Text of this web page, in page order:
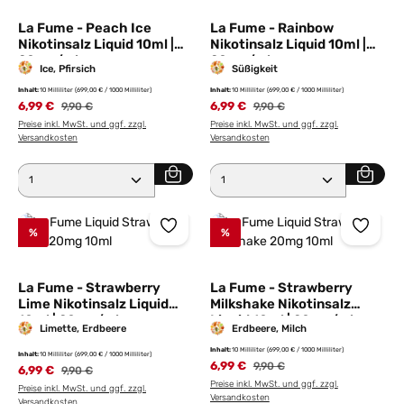
La Fume - Peach Ice
Nikotinsalz Liquid 10ml |
20mg/ml
Ice, Pfirsich
Inhalt:10 Milliliter (699,00 € / 1000 Milliliter)
6,99 € Regulärer Preis:
9,90 €
Preise inkl. MwSt. und ggf. zzgl.
Versandkosten
Produkt Anzahl: Gib den gewünschten Wert ein
La Fume - Rainbow
Nikotinsalz Liquid 10ml |
20mg/ml
Süßigkeit
Inhalt:10 Milliliter (699,00 € / 1000 Milliliter)
6,99 € Regulärer Preis:
9,90 €
Preise inkl. MwSt. und ggf. zzgl.
Versandkosten
Produkt Anzahl: Gib den
%
La Fume - Strawberry
Lime Nikotinsalz Liquid
10ml | 20mg/ml
Limette, Erdbeere
Inhalt:10 Milliliter (699,00 € / 1000 Milliliter)
6,99 € Regulärer Preis:
9,90 €
Preise inkl. MwSt. und ggf. zzgl.
%
La Fume - Strawberry
Milkshake Nikotinsalz
Liquid 10ml | 20mg/ml
Erdbeere, Milch
Inhalt:10 Milliliter (699,00 € / 1000 Milliliter)
6,99 € Regulärer Preis:
9,90 €
Preise inkl. MwSt. und ggf. zzgl.
Versandkosten